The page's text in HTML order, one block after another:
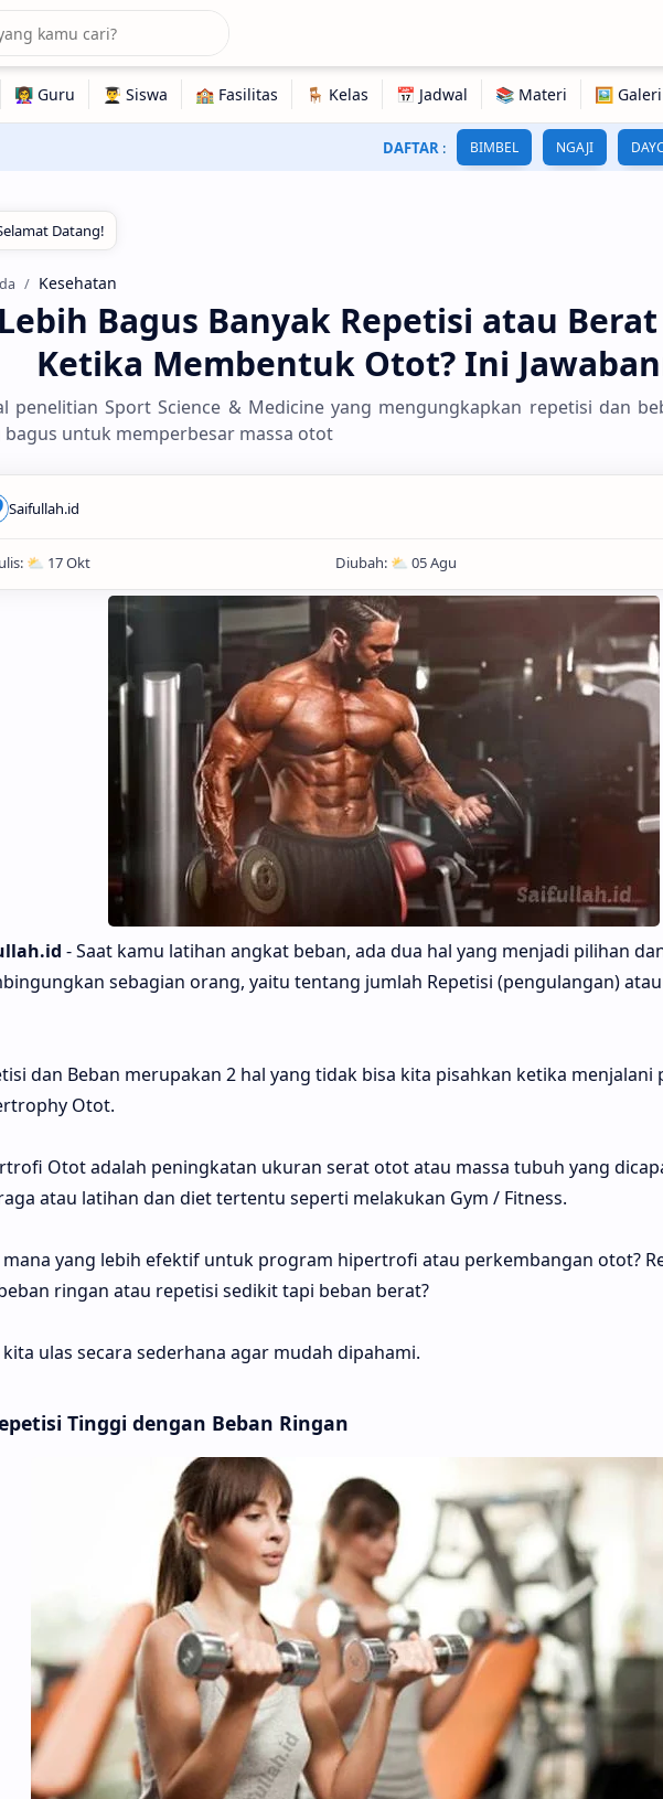
DAFTAR : BIMBEL NGAJI
Kesehatan
Lebih Bagus Banyak Repetisi atau
Ketika Membentuk Otot? Ini
penelitian Sport Science & Medicine yang mengungkapkan repetisi dan
bagus untuk memperbesar massa otot
- Saat kamu latihan angkat beban, ada dua hal yang menjadi pilihan
sebagian orang, yaitu tentang jumlah Repetisi (pengulangan)
dan Beban merupakan 2 hal yang tidak bisa kita pisahkan ketika menjalani
Otot.
Otot adalah peningkatan ukuran serat otot atau massa tubuh yang
atau latihan dan diet tertentu seperti melakukan Gym / Fitness.
mana yang lebih efektif untuk program hipertrofi atau perkembangan otot?
ringan atau repetisi sedikit tapi beban berat?
ulas secara sederhana agar mudah dipahami.
Tinggi dengan Beban Ringan